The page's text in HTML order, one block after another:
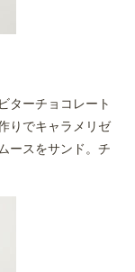
ターチョコレート
りでキャラメリゼ
ースをサンド。チ